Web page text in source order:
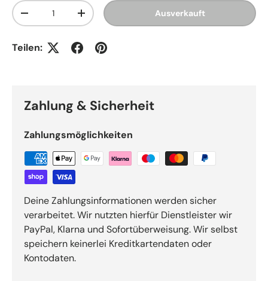
Anzahl
Menge verringernMenge erhöhen Ausverkauft
Teilen:
Zahlung & Sicherheit
Zahlungsmöglichkeiten
Deine Zahlungsinformationen werden sicher
verarbeitet. Wir nutzten hierfür Dienstleister wir
PayPal, Klarna und Sofortüberweisung. Wir selbst
speichern keinerlei Kreditkartendaten oder
Kontodaten.